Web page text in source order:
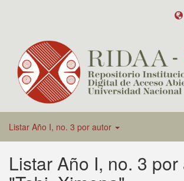
Listar Año I, no. 3 por autor
Listar Año I, no. 3